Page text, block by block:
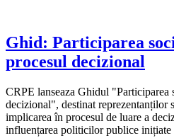
Ghid: Participarea
procesul decizional
CRPE lanseaza Ghidul "Participarea
decizional", destinat reprezentanților
implicarea în procesul de luare a
influențarea politicilor publice inițiate